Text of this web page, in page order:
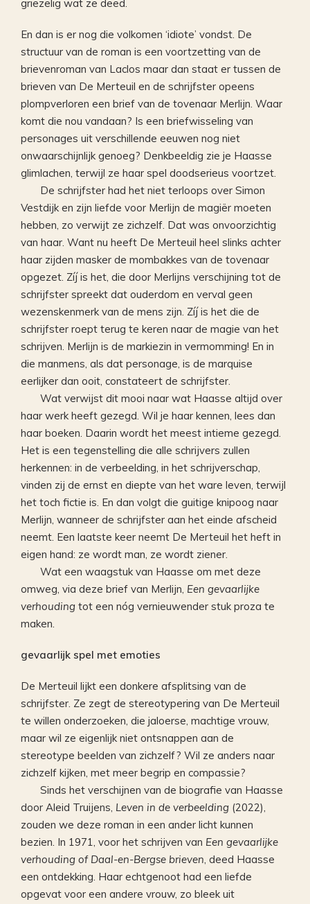
griezelig wat ze deed.
En dan is er nog die volkomen ‘idiote’ vondst. De
structuur van de roman is een voortzetting van de
brievenroman van Laclos maar dan staat er tussen de
brieven van De Merteuil en de schrijfster opeens
plompverloren een brief van de tovenaar Merlijn. Waar
komt die nou vandaan? Is een briefwisseling van
personages uit verschillende eeuwen nog niet
onwaarschijnlijk genoeg? Denkbeeldig zie je Haasse
glimlachen, terwijl ze haar spel doodserieus voortzet.
De schrijfster had het niet terloops over Simon
Vestdijk en zijn liefde voor Merlijn de magiër moeten
hebben, zo verwijt ze zichzelf. Dat was onvoorzichtig
van haar. Want nu heeft De Merteuil heel slinks achter
haar zijden masker de mombakkes van de tovenaar
opgezet. Zíj is het, die door Merlijns verschijning tot de
schrijfster spreekt dat ouderdom en verval geen
wezenskenmerk van de mens zijn. Zíj is het die de
schrijfster roept terug te keren naar de magie van het
schrijven. Merlijn is de markiezin in vermomming! En in
die manmens, als dat personage, is de marquise
eerlijker dan ooit, constateert de schrijfster.
Wat verwijst dit mooi naar wat Haasse altijd over
haar werk heeft gezegd. Wil je haar kennen, lees dan
haar boeken. Daarin wordt het meest intieme gezegd.
Het is een tegenstelling die alle schrijvers zullen
herkennen: in de verbeelding, in het schrijverschap,
vinden zij de ernst en diepte van het ware leven, terwijl
het toch fictie is. En dan volgt die guitige knipoog naar
Merlijn, wanneer de schrijfster aan het einde afscheid
neemt. Een laatste keer neemt De Merteuil het heft in
eigen hand: ze wordt man, ze wordt ziener.
Wat een waagstuk van Haasse om met deze
omweg, via deze brief van Merlijn, Een gevaarlijke
verhouding tot een nóg vernieuwender stuk proza te
maken.
gevaarlijk spel met emoties
De Merteuil lijkt een donkere afsplitsing van de
schrijfster. Ze zegt de stereotypering van De Merteuil
te willen onderzoeken, die jaloerse, machtige vrouw,
maar wil ze eigenlijk niet ontsnappen aan de
stereotype beelden van zichzelf? Wil ze anders naar
zichzelf kijken, met meer begrip en compassie?
Sinds het verschijnen van de biografie van Haasse
door Aleid Truijens, Leven in de verbeelding (2022),
zouden we deze roman in een ander licht kunnen
bezien. In 1971, voor het schrijven van Een gevaarlijke
verhouding of Daal-en-Bergse brieven, deed Haasse
een ontdekking. Haar echtgenoot had een liefde
opgevat voor een andere vrouw, zo bleek uit